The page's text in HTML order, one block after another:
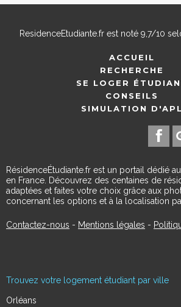
ResidenceEtudiante.frest noté 9,7/10
ACCUEIL
RECHERCHE
SE LOGER
CONSEILS
SIMULATION D'APL
RésidenceÉtudiante.fr est un portail dédié
en France. Découvrez des centaines de
adaptées et faites votre choix grâce aux
concernant les options et à la localisation
Contactez-nous - Mentions légales -
Trouvez votre logement étudiant par ville
Orléans